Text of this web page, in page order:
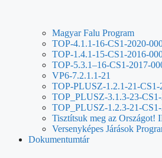
Magyar Falu Program
TOP-4.1.1-16-CS1-2020-
TOP-1.4.1-15-CS1-2016-
TOP-5.3.1–16-CS1-2017-
VP6-7.2.1.1-21
TOP-PLUSZ-1.2.1-21-CS1-
TOP_PLUSZ-3.1.3-23-
TOP_PLUSZ-1.2.3-21-
Tisztítsuk meg az Országot!
Versenyképes Járások
Dokumentumtár